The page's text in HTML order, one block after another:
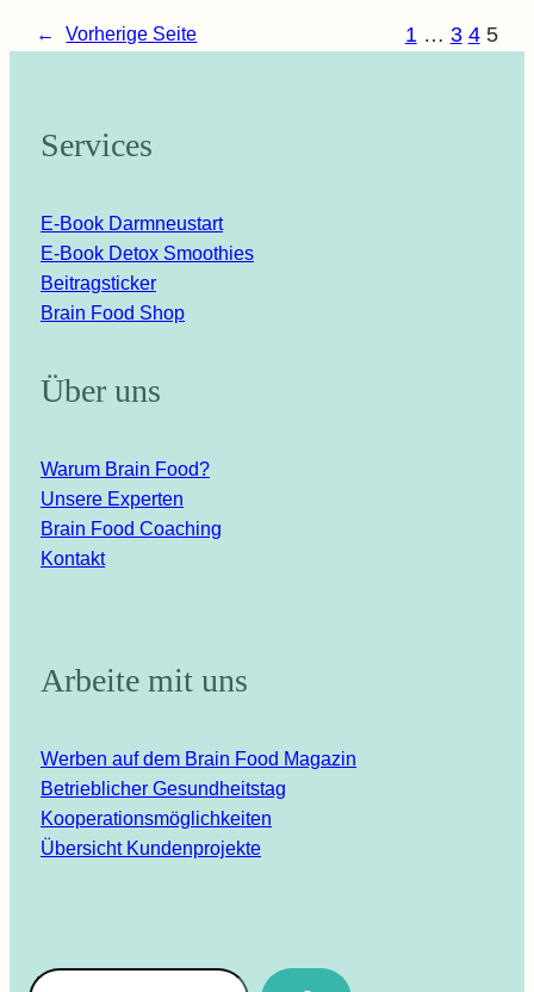
← Vorherige Seite 1 … 3 4 5
Services
E-Book Darmneustart
E-Book Detox Smoothies
Beitragsticker
Brain Food Shop
Über uns
Warum Brain Food?
Unsere Experten
Brain Food Coaching
Kontakt
Arbeite mit uns
Werben auf dem Brain Food Magazin
Betrieblicher Gesundheitstag
Kooperationsmöglichkeiten
Übersicht Kundenprojekte
Suchen